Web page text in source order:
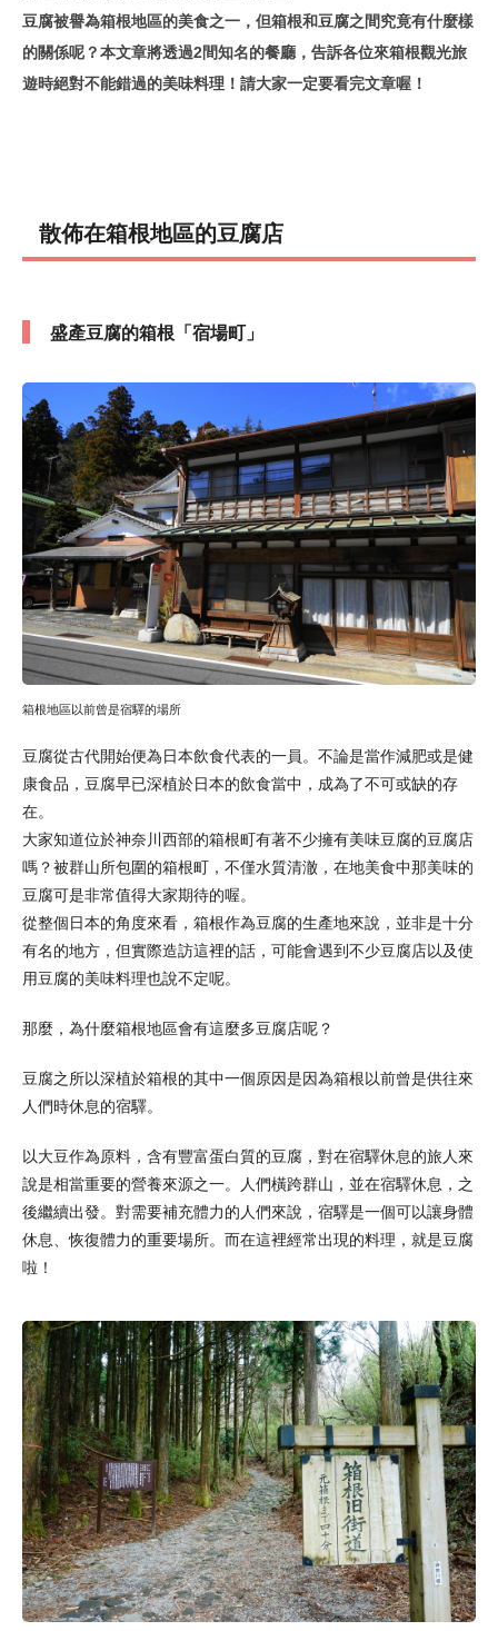
豆腐被譽為箱根地區的美食之一，但箱根和豆腐之間究竟有什麼樣
的關係呢？本文章將透過2間知名的餐廳，告訴各位來箱根觀光旅
遊時絕對不能錯過的美味料理！請大家一定要看完文章喔！
散佈在箱根地區的豆腐店
盛產豆腐的箱根「宿場町」
箱根地區以前曾是宿驛的場所
豆腐從古代開始便為日本飲食代表的一員。不論是當作減肥或是健
康食品，豆腐早已深植於日本的飲食當中，成為了不可或缺的存
在。
大家知道位於神奈川西部的箱根町有著不少擁有美味豆腐的豆腐店
嗎？被群山所包圍的箱根町，不僅水質清澈，在地美食中那美味的
豆腐可是非常值得大家期待的喔。
從整個日本的角度來看，箱根作為豆腐的生產地來說，並非是十分
有名的地方，但實際造訪這裡的話，可能會遇到不少豆腐店以及使
用豆腐的美味料理也說不定呢。
那麼，為什麼箱根地區會有這麼多豆腐店呢？
豆腐之所以深植於箱根的其中一個原因是因為箱根以前曾是供往來
人們時休息的宿驛。
以大豆作為原料，含有豐富蛋白質的豆腐，對在宿驛休息的旅人來
說是相當重要的營養來源之一。人們橫跨群山，並在宿驛休息，之
後繼續出發。對需要補充體力的人們來說，宿驛是一個可以讓身體
休息、恢復體力的重要場所。而在這裡經常出現的料理，就是豆腐
啦！